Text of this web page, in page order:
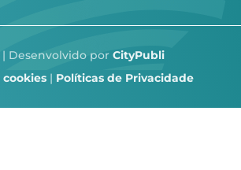
Desenvolvido por CityPubli
| Políticas de Privacidade